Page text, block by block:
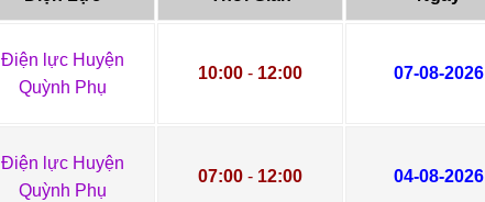
Điện lực Huyện
Quỳnh Phụ
10:00 - 12:00 07-08-2026
Điện lực Huyện
Quỳnh Phụ
07:00 - 12:00 04-08-2026